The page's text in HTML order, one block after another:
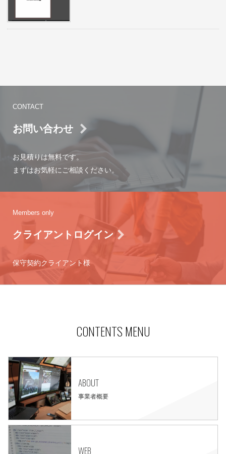
CONTACT
お問い合わせ
お見積りは無料です。
まずはお気軽にご相談ください。
Members only
クライアントログイン
保守契約クライアント様
CONTENTS MENU
ABOUT
事業者概要
WEB